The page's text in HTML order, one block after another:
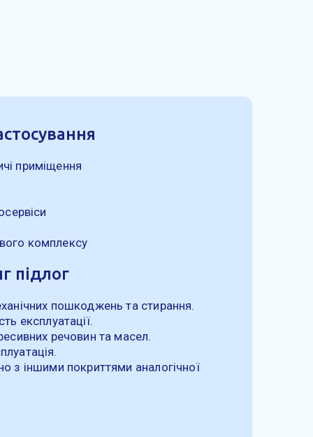
приміщення
комплексу
підлог
пошкоджень та стирання.
експлуатації.
речовин та масел.
з іншими покриттями аналогічної